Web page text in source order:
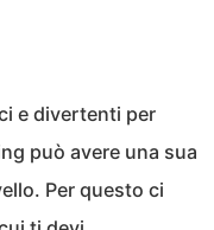
e divertenti per
può avere una sua
Per questo ci